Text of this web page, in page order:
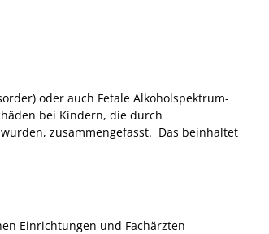
oder auch Fetale Alkoholspektrum-
bei Kindern, die durch
zusammengefasst. Das beinhaltet
Einrichtungen und Fachärzten